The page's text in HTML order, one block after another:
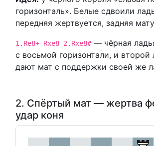
горизонталь». Белые сдвоили
передняя жертвуется, задняя
1.Re8+ Rxe8 2.Rxe8#— чёрная
с восьмой горизонтали, и второй
дают мат с поддержки своей же
2. Спёртый мат — жертва
удар коня